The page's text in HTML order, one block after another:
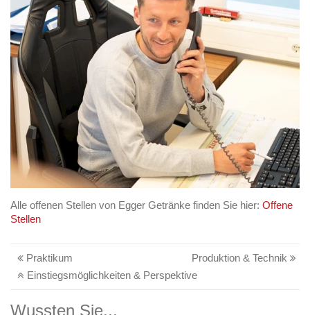
Alle offenen Stellen von Egger Getränke finden Sie hier: Offene
Stellen
Praktikum
Produktion & Technik
Einstiegsmöglichkeiten & Perspektive
Wussten Sie...